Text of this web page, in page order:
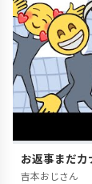
お返事まだ
吉本おじさん